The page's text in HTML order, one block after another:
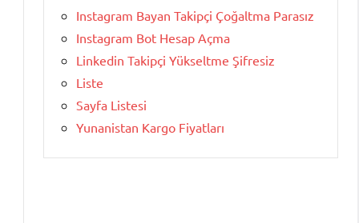
Instagram Bayan Takipçi Çoğaltma Parasız
Instagram Bot Hesap Açma
Linkedin Takipçi Yükseltme Şifresiz
Liste
Sayfa Listesi
Yunanistan Kargo Fiyatları